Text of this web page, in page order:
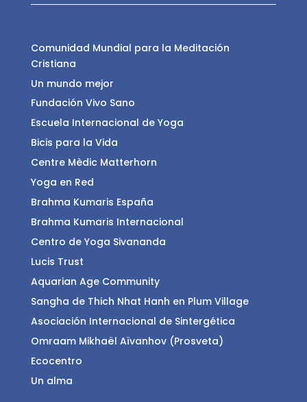
Comunidad Mundial para la Meditación
Cristiana
Un mundo mejor
Fundación Vivo Sano
Escuela Internacional de Yoga
Bicis para la Vida
Centre Mèdic Matterhorn
Yoga en Red
Brahma Kumaris España
Brahma Kumaris Internacional
Centro de Yoga Sivananda
Lucis Trust
Aquarian Age Community
Sangha de Thich Nhat Hanh en Plum Village
Asociación Internacional de Sintergética
Omraam Mikhaël Aïvanhov (Prosveta)
Ecocentro
Un alma